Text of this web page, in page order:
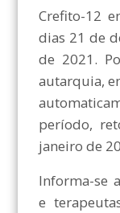
Crefito-12
dias 21 de
de 2021.
autarquia,
período,
janeiro de
Informa-se
e